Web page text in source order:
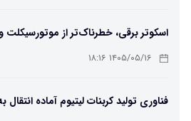
اسکوتر برقی، خطرناک‌تر از
۱۴۰۵/۰۵/۱۶ ۱۸:۱۶
فناوری تولید کربنات لیتیوم آماده